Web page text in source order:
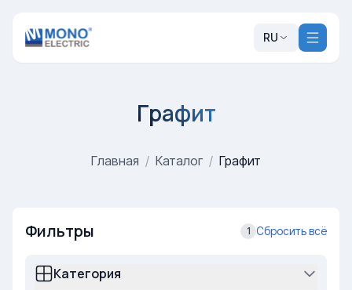
RU
Графит
Главная / Каталог / Графит
Фильтры 1 Сбросить всё
Категория